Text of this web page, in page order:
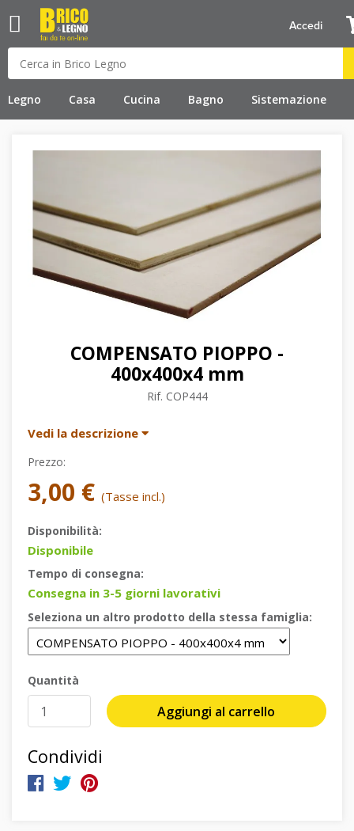
Legno Casa Cucina Bagno Sistemazione
Accedi
COMPENSATO PIOPPO -
400x400x4 mm
Rif. COP444
Vedi la descrizione
Prezzo:
3,00 € (Tasse incl.)
Disponibilità:
Disponibile
Tempo di consegna:
Consegna in 3-5 giorni lavorativi
Seleziona un altro prodotto della stessa famiglia:
Quantità
Aggiungi al carrello
Condividi